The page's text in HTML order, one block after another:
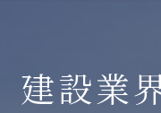
建設業